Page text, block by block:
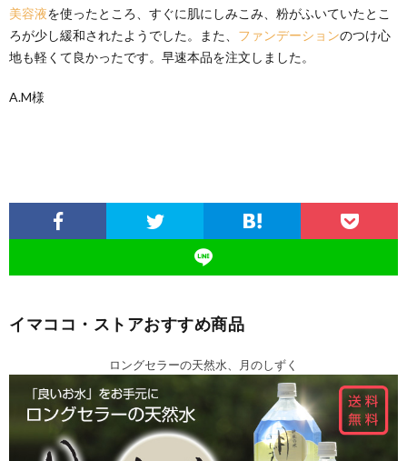
美容液を使ったところ、すぐに肌にしみこみ、粉がふいていたとこ
ろが少し緩和されたようでした。また、 ファンデーションのつけ心
地も軽くて良かったです。早速本品を注文しました。
A.M様
イマココ・ストアおすすめ商品
ロングセラーの天然水、月のしずく